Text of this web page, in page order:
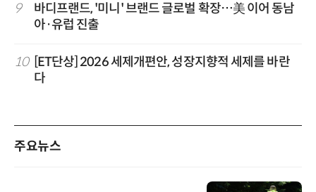
9
바디프랜드, '미니' 브랜드 글로벌 확장…美 이어 동남
아·유럽 진출
10
[ET단상] 2026 세제개편안, 성장지향적 세제를 바란
다
주요뉴스